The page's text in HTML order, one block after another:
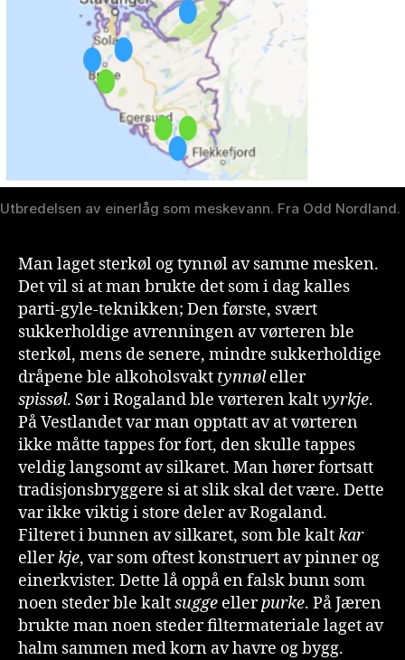
Utbredelsen av einerlåg som meskevann. Fra Odd Nordland.
Man laget sterkøl og tynnøl av samme mesken.
Det vil si at man brukte det som i dag kalles
parti-gyle-teknikken; Den første, svært
sukkerholdige avrenningen av vørteren ble
sterkøl, mens de senere, mindre sukkerholdige
dråpene ble alkoholsvakt tynnøleller
spissøl. Sør i Rogaland ble vørteren kaltvyrkje.
På Vestlandet var man opptatt av at vørteren
ikke måtte tappes for fort, den skulle tappes
veldig langsomt av silkaret. Man hører fortsatt
tradisjonsbryggere si at slik skal det være. Dette
var ikke viktig i store deler av Rogaland.
Filteret i bunnen av silkaret, som ble kaltkar
ellerkje, var som oftest konstruert av pinner og
einerkvister. Dette lå oppå en falsk bunn som
noen steder ble kaltsugge ellerpurke. På Jæren
brukte man noen steder filtermateriale laget av
halm sammen med korn av havre og bygg.